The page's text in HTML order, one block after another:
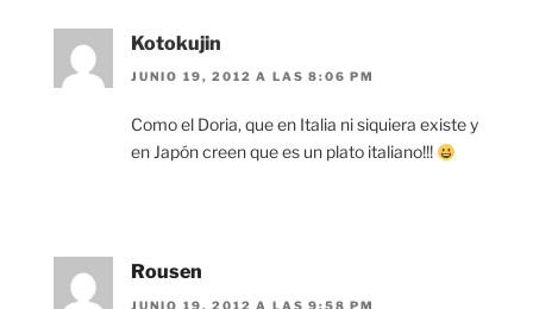
Kotokujin
JUNIO 19, 2012 A LAS 8:06 PM
Como el Doria, que en Italia ni siquiera existe y
en Japón creen que es un plato italiano!!!
Rousen
JUNIO 19, 2012 A LAS 9:58 PM